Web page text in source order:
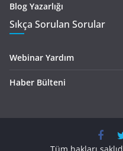
Blog Yazarlığı
Sıkça Sorulan Sorular
Webinar Yardım
Haber Bülteni